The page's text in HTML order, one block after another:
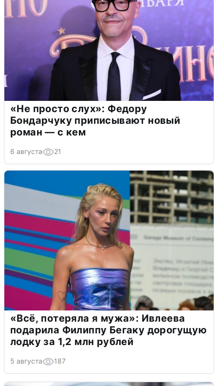
«Не просто слух»: Федору
Бондарчуку приписывают новый
роман — с кем
6 августа 21
«Всё, потеряла я мужа»: Ивлеева
подарила Филиппу Бегаку дорогущую
лодку за 1,2 млн рублей
5 августа 187